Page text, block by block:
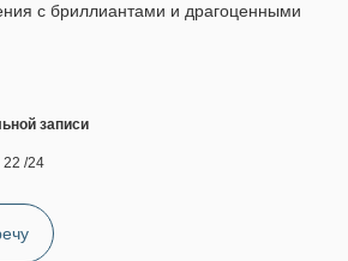
с бриллиантами и драгоценными
записи
22 /24